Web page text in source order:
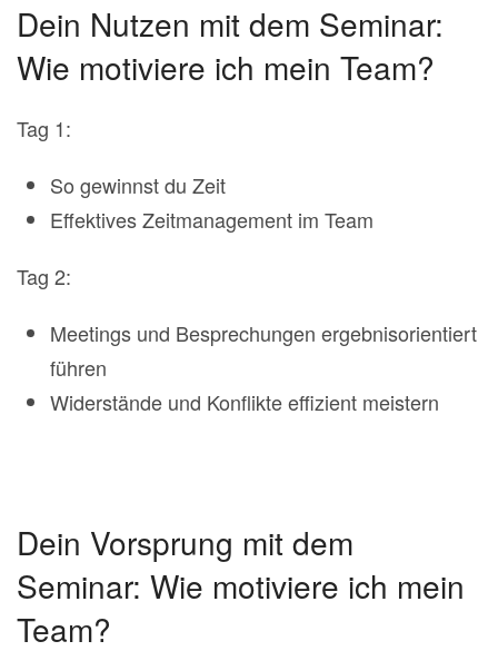
Dein Nutzen mit dem Seminar:
Wie motiviere ich mein Team?
Tag 1:
So gewinnst du Zeit
Effektives Zeitmanagement im Team
Tag 2:
Meetings und Besprechungen ergebnisorientiert
führen
Widerstände und Konflikte effizient meistern
Dein Vorsprung mit dem
Seminar: Wie motiviere ich mein
Team?